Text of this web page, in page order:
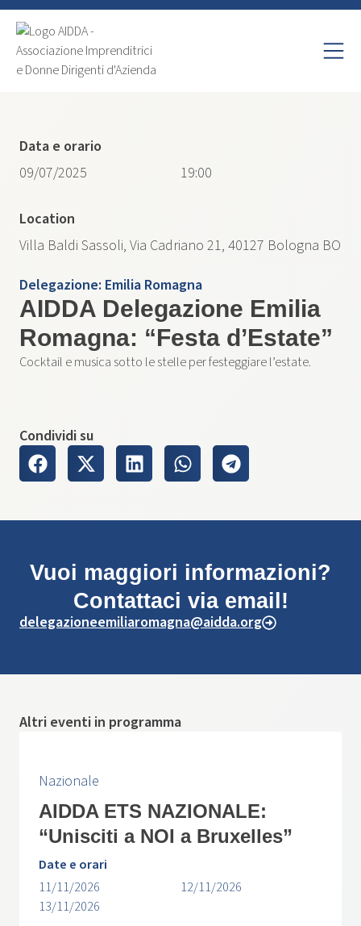
Delegazione: Emilia Romagna
AIDDA Delegazione Emilia
Romagna: “Festa d’Estate”
Cocktail e musica sotto le stelle per festeggiare l’estate.
Condividi su
Data e orario
09/07/2025
19:00
Location
Villa Baldi Sassoli, Via Cadriano 21, 40127 Bologna BO
Vuoi maggiori informazioni?
Contattaci via email!
delegazioneemiliaromagna@aidda.org
Altri eventi in programma
Nazionale
AIDDA ETS NAZIONALE:
“Unisciti a NOI a Bruxelles”
Date e orari
11/11/2026
12/11/2026
13/11/2026